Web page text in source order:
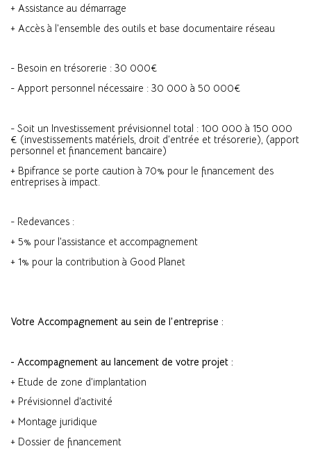
+ Assistance au démarrage
+ Accès à l’ensemble des outils et base documentaire réseau
- Besoin en trésorerie : 30 000€
- Apport personnel nécessaire : 30 000 à 50 000€
- Soit un Investissement prévisionnel total : 100 000 à 150 000
€ (investissements matériels, droit d’entrée et trésorerie), (apport
personnel et financement bancaire)
+ Bpifrance se porte caution à 70% pour le financement des
entreprises à impact.
- Redevances :
+ 5% pour l’assistance et accompagnement
+ 1% pour la contribution à Good Planet
Votre Accompagnement au sein de l’entreprise :
- Accompagnement au lancement de votre projet :
+ Etude de zone d’implantation
+ Prévisionnel d’activité
+ Montage juridique
+ Dossier de financement